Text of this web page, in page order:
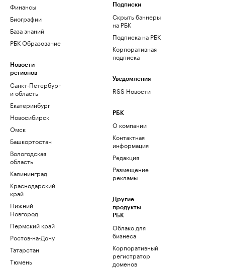
Финансы
Биографии
База знаний
РБК Образование
Новости
регионов
Санкт-Петербург
и область
Екатеринбург
Новосибирск
Омск
Башкортостан
Вологодская
область
Калининград
Краснодарский
край
Нижний
Новгород
Пермский край
Ростов-на-Дону
Татарстан
Тюмень
Подписки
Скрыть баннеры
на РБК
Подписка на РБК
Корпоративная
подписка
Уведомления
RSS Новости
РБК
О компании
Контактная
информация
Редакция
Размещение
рекламы
Другие
продукты
РБК
Облако для
бизнеса
Корпоративный
регистратор
доменов